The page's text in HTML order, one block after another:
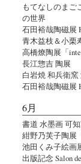
もてなしのま
の世界
石田裕哉陶磁展
青木益枝＆小栗
高橋燎陶展「
長江惣吉 陶展
白岩焼 和兵衛
石田裕哉陶磁展
6月
書道 水墨画 可
紺野乃芙子陶展
池田くみ子絵画
出版記念 Salon